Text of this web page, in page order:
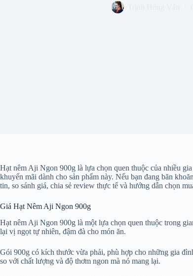
Hạt nêm Aji Ngon 900g là lựa chọn quen thuộc của nhiều
khuyến mãi dành cho sản phẩm này. Nếu bạn đang băn
tin, so sánh giá, chia sẻ review thực tế và hướng dẫn chọn
Giá Hạt Nêm Aji Ngon 900g
Hạt nêm Aji Ngon 900g là một lựa chọn quen thuộc trong
lại vị ngọt tự nhiên, đậm đà cho món ăn.
Gói 900g có kích thước vừa phải, phù hợp cho những gia
so với chất lượng và độ thơm ngon mà nó mang lại.